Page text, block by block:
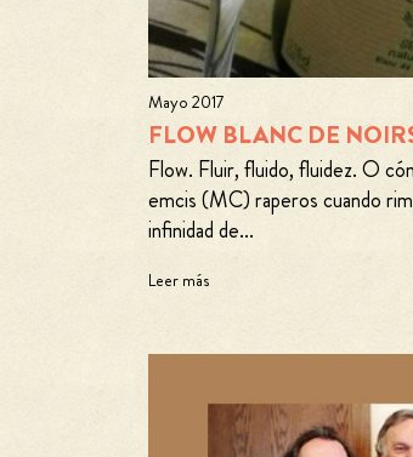
Mayo 2017
FLOW BLANC DE
Flow. Fluir, fluido, fluidez. O
emcis (MC) raperos cuando
infinidad de...
Leer más